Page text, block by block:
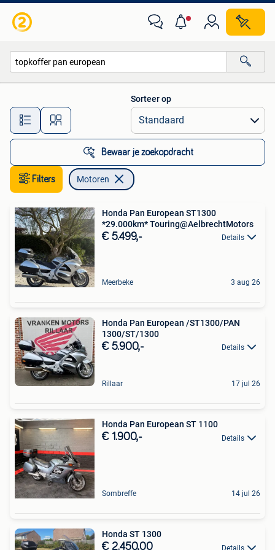
Alle afstanden…
Sorteer op
Bewaar je zoekopdracht
Filters Motoren
Honda Pan European ST1300
*29.000km* Touring@AelbrechtMotors
€ 5.499,- Details
Meerbeke 3 aug 26
Honda Pan European /ST1300/PAN
1300/ST/1300
€ 5.900,- Details
Rillaar 17 jul 26
Honda Pan European ST 1100
€ 1.900,- Details
Sombreffe 14 jul 26
Honda ST 1300
€ 2.450,00 Details